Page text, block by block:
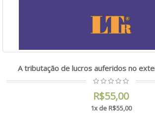
A tributação de lucros auferidos no
R$55,00
1x de R$55,00